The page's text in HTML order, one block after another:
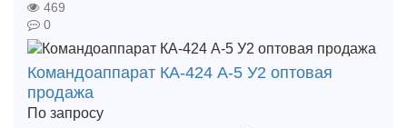
469
0
Командоаппарат КА-424 А-5 У2 оптовая
продажа
По запросу